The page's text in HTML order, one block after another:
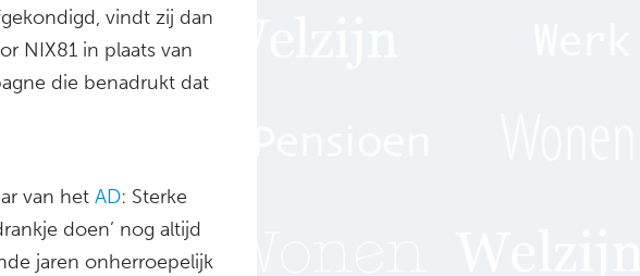
vindt zij dan
NIX81 in plaats van
die benadrukt dat
van het AD: Sterke
doen’ nog altijd
jaren onherroepelijk